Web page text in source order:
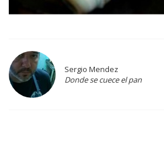
Sergio Mendez
Donde se cuece el pan